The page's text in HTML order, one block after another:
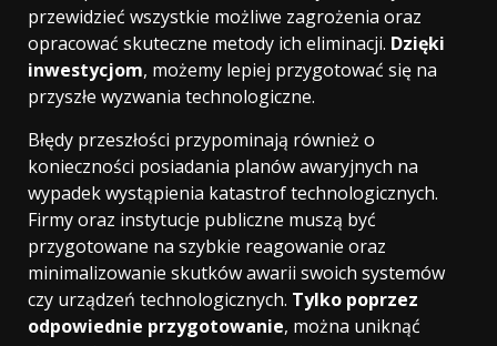
przewidzieć wszystkie możliwe zagrożenia oraz
opracować skuteczne metody ich eliminacji. Dzięki
inwestycjom, możemy lepiej przygotować się na
przyszłe wyzwania technologiczne.
Błędy przeszłości przypominają również o
konieczności posiadania planów awaryjnych na
wypadek wystąpienia katastrof technologicznych.
Firmy oraz instytucje publiczne muszą być
przygotowane na szybkie reagowanie oraz
minimalizowanie skutków awarii swoich systemów
czy urządzeń technologicznych. Tylko poprzez
odpowiednie przygotowanie, można uniknąć